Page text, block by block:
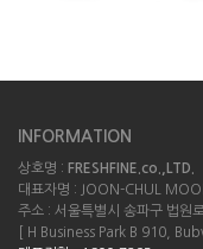
INFORMATION
상호명 : FRESHFINE.co.,LTD.
대표자명 : JOON-CHUL
주소 : 서울특별시 송파구 법원
[ H Business Park B 910,